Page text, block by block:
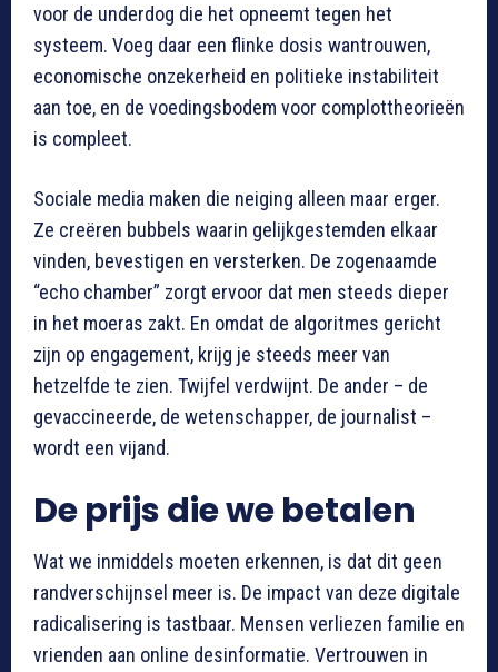
voor de underdog die het opneemt tegen het
systeem. Voeg daar een flinke dosis wantrouwen,
economische onzekerheid en politieke instabiliteit
aan toe, en de voedingsbodem voor complottheorieën
is compleet.
Sociale media maken die neiging alleen maar erger.
Ze creëren bubbels waarin gelijkgestemden elkaar
vinden, bevestigen en versterken. De zogenaamde
“echo chamber” zorgt ervoor dat men steeds dieper
in het moeras zakt. En omdat de algoritmes gericht
zijn op engagement, krijg je steeds meer van
hetzelfde te zien. Twijfel verdwijnt. De ander – de
gevaccineerde, de wetenschapper, de journalist –
wordt een vijand.
De prijs die we betalen
Wat we inmiddels moeten erkennen, is dat dit geen
randverschijnsel meer is. De impact van deze digitale
radicalisering is tastbaar. Mensen verliezen familie en
vrienden aan online desinformatie. Vertrouwen in